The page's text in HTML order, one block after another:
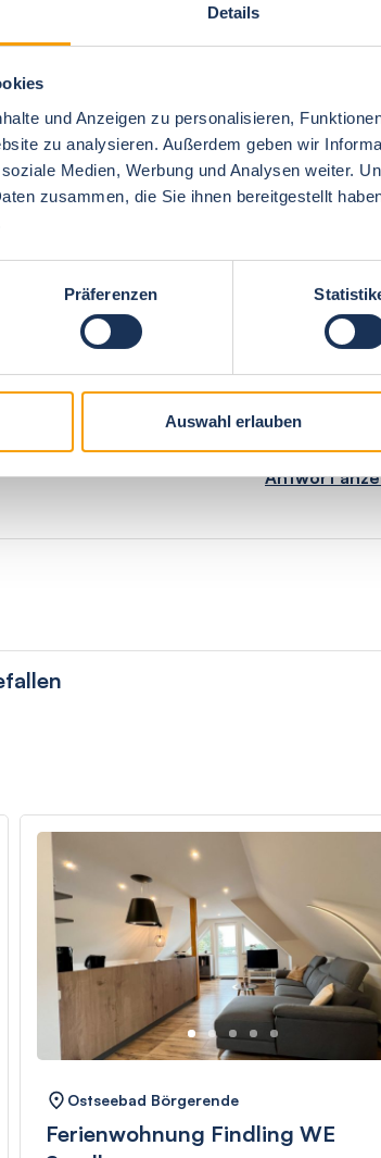
Details
und Anzeigen zu personalisieren,
zu analysieren. Außerdem geben wir
Medien, Werbung und Analysen weiter.
zusammen, die Sie ihnen bereitgestellt
Präferenzen
Auswahl erlauben
5Gesamteindruck
Neben dem bezaubernden Ausblick
und durchdachte Innengestaltung.
Antwort
Ostseebad Börgerende
Ferienwohnung Findling WE